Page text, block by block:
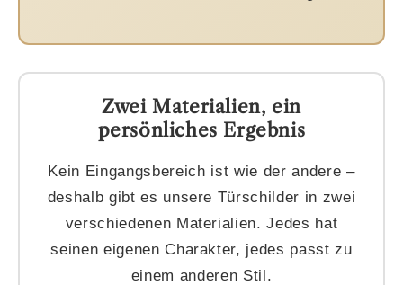
Zwei Materialien, ein
persönliches Ergebnis
Kein Eingangsbereich ist wie der andere –
deshalb gibt es unsere Türschilder in zwei
verschiedenen Materialien. Jedes hat
seinen eigenen Charakter, jedes passt zu
einem anderen Stil.